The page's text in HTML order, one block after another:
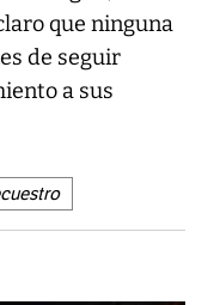
que ninguna
de seguir
a sus